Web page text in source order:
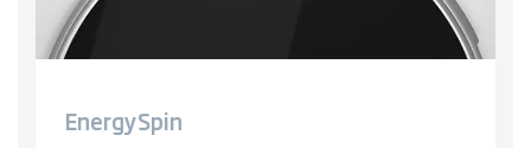
EnergySpin